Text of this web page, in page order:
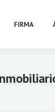
FIRMA